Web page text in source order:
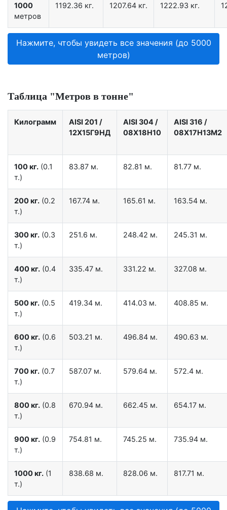
1000
метров
1192.36 кг. 1207.64 кг. 1222.93 кг.
Нажмите, чтобы увидеть все значения (до 5000
метров)
Таблица "Метров в тонне"
Килограмм AISI 201 /
12X15Г9НД
AISI 304 /
08Х18Н10
AISI 316 /
08Х17Н13М2
100 кг. (0.1
т.)
83.87 м. 82.81 м. 81.77 м.
200 кг. (0.2
т.)
167.74 м. 165.61 м. 163.54 м.
300 кг. (0.3
т.)
251.6 м. 248.42 м. 245.31 м.
400 кг. (0.4
т.)
335.47 м. 331.22 м. 327.08 м.
500 кг. (0.5
т.)
419.34 м. 414.03 м. 408.85 м.
600 кг. (0.6
т.)
503.21 м. 496.84 м. 490.63 м.
700 кг. (0.7
т.)
587.07 м. 579.64 м. 572.4 м.
800 кг. (0.8
т.)
670.94 м. 662.45 м. 654.17 м.
900 кг. (0.9
т.)
754.81 м. 745.25 м. 735.94 м.
1000 кг. (1
т.)
838.68 м. 828.06 м. 817.71 м.